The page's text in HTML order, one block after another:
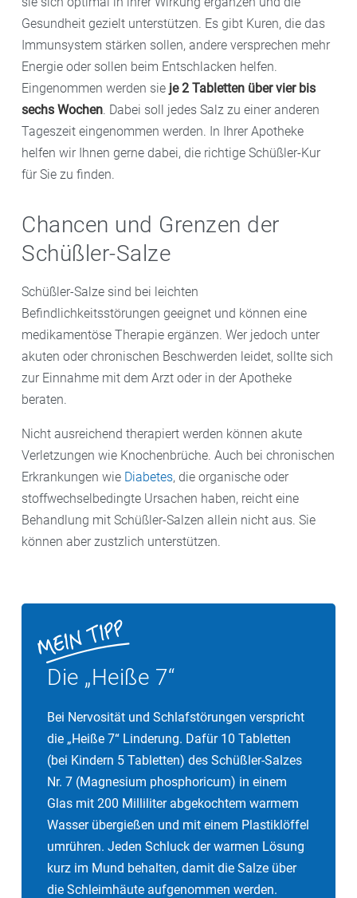
Gesundheit gezielt unterstützen. Es gibt Kuren, die das
Immunsystem stärken sollen, andere versprechen mehr
Energie oder sollen beim Entschlacken helfen.
Eingenommen werden sie je 2 Tabletten über vier bis
sechs Wochen. Dabei soll jedes Salz zu einer anderen
Tageszeit eingenommen werden. In Ihrer Apotheke
helfen wir Ihnen gerne dabei, die richtige Schüßler-Kur
für Sie zu finden.
Chancen und Grenzen der
Schüßler-Salze
Schüßler-Salze sind bei leichten
Befindlichkeitsstörungen geeignet und können eine
medikamentöse Therapie ergänzen. Wer jedoch unter
akuten oder chronischen Beschwerden leidet, sollte sich
zur Einnahme mit dem Arzt oder in der Apotheke
beraten.
Nicht ausreichend therapiert werden können akute
Verletzungen wie Knochenbrüche. Auch bei chronischen
Erkrankungen wie Diabetes, die organische oder
stoffwechselbedingte Ursachen haben, reicht eine
Behandlung mit Schüßler-Salzen allein nicht aus. Sie
können aber zustzlich unterstützen.
Die „Heiße 7“
Bei Nervosität und Schlafstörungen verspricht
die „Heiße 7“ Linderung. Dafür 10 Tabletten
(bei Kindern 5 Tabletten) des Schüßler-Salzes
Nr. 7 (Magnesium phosphoricum) in einem
Glas mit 200 Milliliter abgekochtem warmem
Wasser übergießen und mit einem Plastiklöffel
umrühren. Jeden Schluck der warmen Lösung
kurz im Mund behalten, damit die Salze über
die Schleimhäute aufgenommen werden.